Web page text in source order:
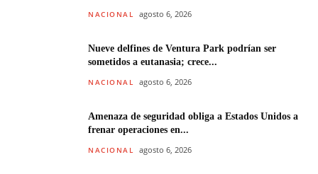
NACIONAL agosto 6, 2026
Nueve delfines de Ventura Park podrían ser
sometidos a eutanasia; crece...
NACIONAL agosto 6, 2026
Amenaza de seguridad obliga a Estados Unidos a
frenar operaciones en...
NACIONAL agosto 6, 2026